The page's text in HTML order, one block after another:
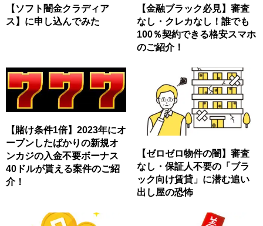
【ソフト闇金クラディア
ス】に申し込んでみた
【金融ブラック必見】審査
なし・クレカなし！誰でも
100％契約できる格安スマホ
のご紹介！
【賭け条件1倍】2023年にオ
ープンしたばかりの新規オ
ンカジの入金不要ボーナス
40ドルが貰える案件のご紹
介！
【ゼロゼロ物件の闇】審査
なし・保証人不要の「ブラ
ック向け賃貸」に潜む追い
出し屋の恐怖